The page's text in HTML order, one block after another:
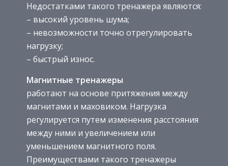
Недостатками такого тренажера являются:
– высокий уровень шума;
– невозможности точно отрегулировать
нагрузку;
– быстрый износ.
Магнитные тренажеры
работают на основе притяжения между
магнитами и маховиком. Нагрузка
регулируется путем изменения расстояния
между ними и увеличением или
уменьшением магнитного поля.
Преимуществами такого тренажеры